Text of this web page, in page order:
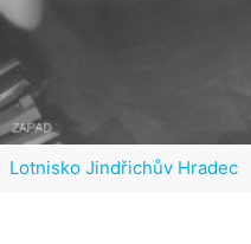
Lotnisko Jindřichův Hradec